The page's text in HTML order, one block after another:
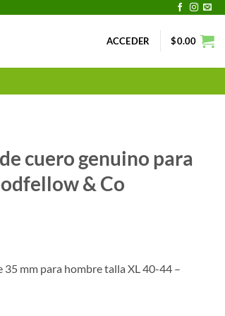
ACCEDER $0.00
cuero genuino para
& Co
mm para hombre talla XL 40-44 –